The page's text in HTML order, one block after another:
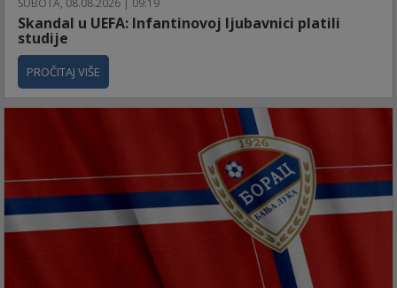
Skandal u UEFA: Infantinovoj ljubavnici platili
studije
PROČITAJ VIŠE